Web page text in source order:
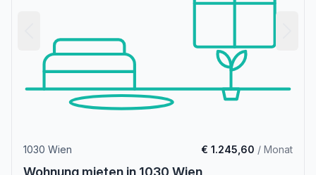
1030 Wien € 1.245,60 / Monat
Wohnung mieten in 1030 Wien